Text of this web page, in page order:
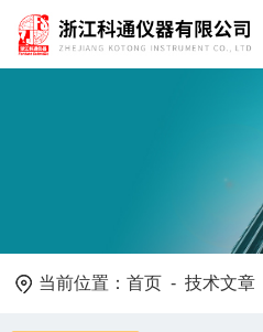
当前位置：首页 -技术文章